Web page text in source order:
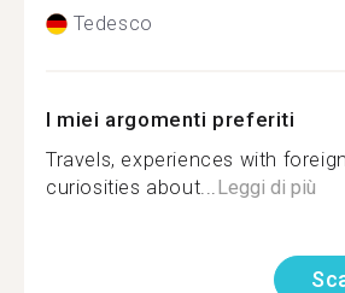
Tedesco
I miei argomenti preferiti
Travels, experiences with
curiosities about...Leggi di più